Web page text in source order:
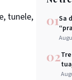
tunele,
01Sa
në
02